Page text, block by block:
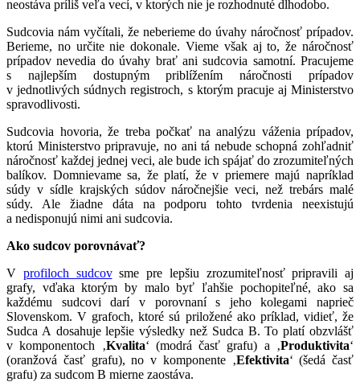
neostáva príliš veľa vecí, v ktorých nie je rozhodnuté dlhodobo.
Sudcovia nám vyčítali, že neberieme do úvahy náročnosť prípadov.
Berieme, no určite nie dokonale. Vieme však aj to, že náročnosť
prípadov nevedia do úvahy brať ani sudcovia samotní. Pracujeme
s najlepším dostupným priblížením náročnosti prípadov
v jednotlivých súdnych registroch, s ktorým pracuje aj Ministerstvo
spravodlivosti.
Sudcovia hovoria, že treba počkať na analýzu váženia prípadov,
ktorú Ministerstvo pripravuje, no ani tá nebude schopná zohľadniť
náročnosť každej jednej veci, ale bude ich spájať do zrozumiteľných
balíkov. Domnievame sa, že platí, že v priemere majú napríklad
súdy v sídle krajských súdov náročnejšie veci, než trebárs malé
súdy. Ale žiadne dáta na podporu tohto tvrdenia neexistujú
a nedisponujú nimi ani sudcovia.
Ako sudcov porovnávať?
V profiloch sudcovsme pre lepšiu zrozumiteľnosť pripravili aj
grafy, vďaka ktorým by malo byť ľahšie pochopiteľné, ako sa
každému sudcovi darí v porovnaní s jeho kolegami naprieč
Slovenskom. V grafoch, ktoré sú priložené ako príklad, vidieť, že
Sudca A dosahuje lepšie výsledky než Sudca B. To platí obzvlášť
v komponentoch ‚Kvalita‘ (modrá časť grafu) a ‚Produktivita‘
(oranžová časť grafu), no v komponente ‚Efektivita‘ (šedá časť
grafu) za sudcom B mierne zaostáva.